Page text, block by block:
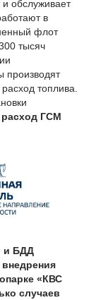
и обслуживает
в
флот
тысяч
производят
топлива.
ГСМ
и БДД
«КВС
случаев